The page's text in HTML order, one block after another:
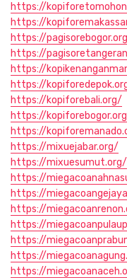
https://
https://
https://
https://
https://
https://
https://kopiforebali.org/
https://
https://
https://mixuejabar.org/
https://mixuesumut.org/
https://
https://
https://
https://
https://
https://
https://